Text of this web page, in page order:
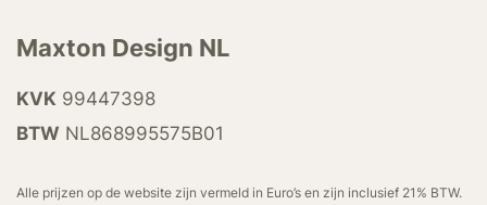
Maxton Design NL
KVK 99447398
BTW NL868995575B01
Alle prijzen op de website zijn vermeld in Euro’s en zijn inclusief 21% BTW.